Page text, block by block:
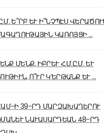
Ե՞ՐԲ ԵՒ Ի՞ՆՉՊԷՍ
ԿԱՌՈՅՑԻ …
ՄԵՆՔ, ԻԲՐԵՒ Հ.Մ.Ը.Մ. ԵՒ
Ո՞ՒՐ Կ’ԵՐԹԱՆՔ ԵՒ …
Ի 39-ՐԴ ՄԱՐԶԱԽԱՂԵՐՈՒ
ՆԱՒԱՍԱՐԴԵԱՆ 48-ՐԴ